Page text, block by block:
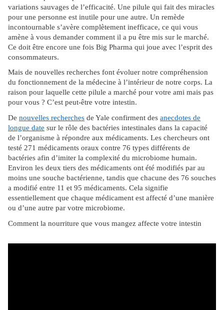
variations sauvages de l’efficacité. Une pilule qui fait des miracles
pour une personne est inutile pour une autre. Un remède
incontournable s’avère complètement inefficace, ce qui vous
amène à vous demander comment il a pu être mis sur le marché.
Ce doit être encore une fois Big Pharma qui joue avec l’esprit des
consommateurs.
Mais de nouvelles recherches font évoluer notre compréhension
du fonctionnement de la médecine à l’intérieur de notre corps. La
raison pour laquelle cette pilule a marché pour votre ami mais pas
pour vous ? C’est peut-être votre intestin.
De nouvelles recherches de Yale confirment des anecdotes de
longue date sur le rôle des bactéries intestinales dans la capacité
de l’organisme à répondre aux médicaments. Les chercheurs ont
testé 271 médicaments oraux contre 76 types différents de
bactéries afin d’imiter la complexité du microbiome humain.
Environ les deux tiers des médicaments ont été modifiés par au
moins une souche bactérienne, tandis que chacune des 76 souches
a modifié entre 11 et 95 médicaments. Cela signifie
essentiellement que chaque médicament est affecté d’une manière
ou d’une autre par votre microbiome.
Comment la nourriture que vous mangez affecte votre intestin